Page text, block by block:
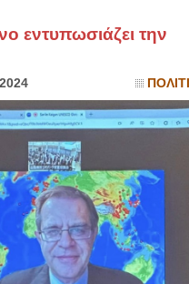
εντυπωσιάζει την